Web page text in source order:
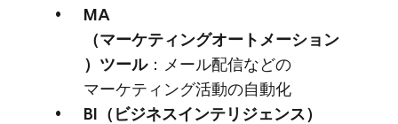
MA​
（マーケティングオートメーション
）​ツール：メール配信などの​
マーケティング活動の​自動化
BI​（ビジネスインテリジェンス）​